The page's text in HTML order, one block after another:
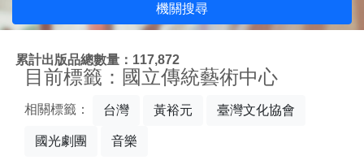
機關搜尋
累計出版品總數量：117,872
目前標籤：國立傳統藝術中心
相關標籤： 台灣 黃裕元 臺灣文化協會
國光劇團 音樂